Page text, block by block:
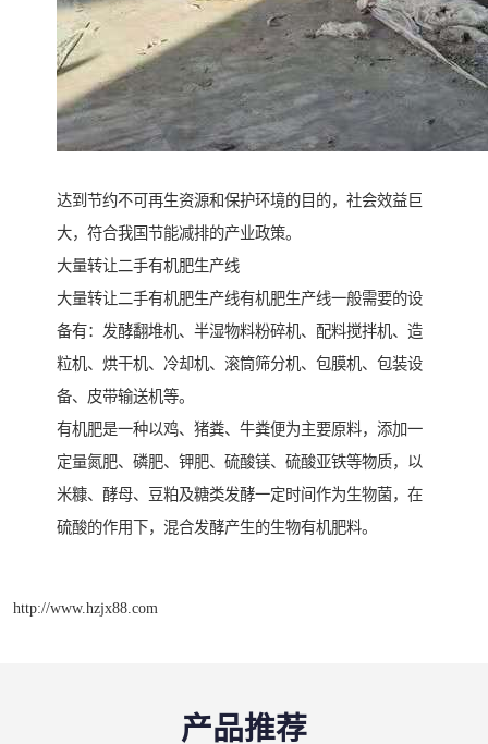
达到节约不可再生资源和保护环境的目的，社会效益巨
大，符合我国节能减排的产业政策。
大量转让二手有机肥生产线
大量转让二手有机肥生产线有机肥生产线一般需要的设
备有：发酵翻堆机、半湿物料粉碎机、配料搅拌机、造
粒机、烘干机、冷却机、滚筒筛分机、包膜机、包装设
备、皮带输送机等。
有机肥是一种以鸡、猪粪、牛粪便为主要原料，添加一
定量氮肥、磷肥、钾肥、硫酸镁、硫酸亚铁等物质，以
米糠、酵母、豆粕及糖类发酵一定时间作为生物菌，在
硫酸的作用下，混合发酵产生的生物有机肥料。
http://www.hzjx88.com
产品推荐